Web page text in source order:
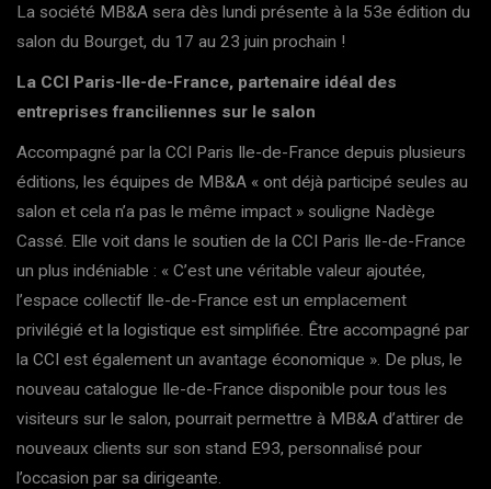
La société MB&A sera dès lundi présente à la 53e édition du
salon du Bourget, du 17 au 23 juin prochain !
La CCI Paris-Ile-de-France, partenaire idéal des
entreprises franciliennes sur le salon
Accompagné par la CCI Paris Ile-de-France depuis plusieurs
éditions, les équipes de MB&A « ont déjà participé seules au
salon et cela n’a pas le même impact » souligne Nadège
Cassé. Elle voit dans le soutien de la CCI Paris Ile-de-France
un plus indéniable : « C’est une véritable valeur ajoutée,
l’espace collectif Ile-de-France est un emplacement
privilégié et la logistique est simplifiée. Être accompagné par
la CCI est également un avantage économique ». De plus, le
nouveau catalogue Ile-de-France disponible pour tous les
visiteurs sur le salon, pourrait permettre à MB&A d’attirer de
nouveaux clients sur son stand E93, personnalisé pour
l’occasion par sa dirigeante.